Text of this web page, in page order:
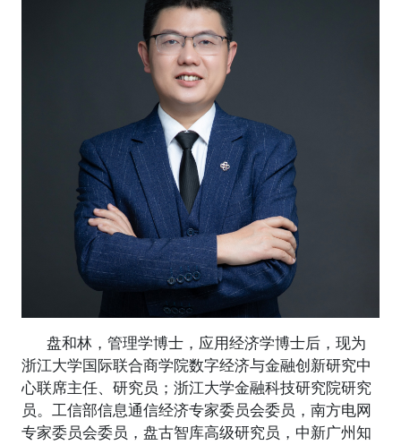
盘和林，管理学博士，应用经济学博士后，现为
浙江大学国际联合商学院数字经济与金融创新研究中
心联席主任、研究员；浙江大学金融科技研究院研究
员。工信部信息通信经济专家委员会委员，南方电网
专家委员会委员，盘古智库高级研究员，中新广州知